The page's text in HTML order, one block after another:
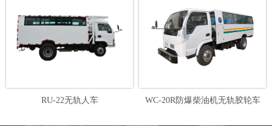
RU-22无轨人车 WC-20R防爆柴油机无轨胶轮车